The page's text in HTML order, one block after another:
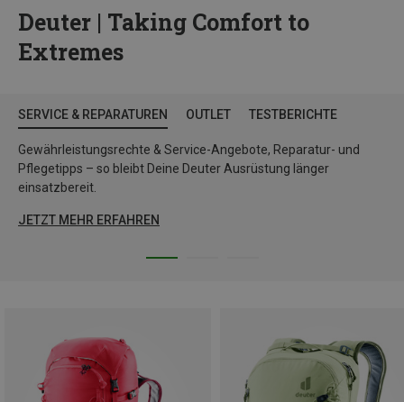
Deuter | Taking Comfort to
Extremes
SERVICE & REPARATUREN OUTLET TESTBERICHTE
Gewährleistungsrechte & Service-Angebote, Reparatur- und
Pflegetipps – so bleibt Deine Deuter Ausrüstung länger
einsatzbereit.
JETZT MEHR ERFAHREN